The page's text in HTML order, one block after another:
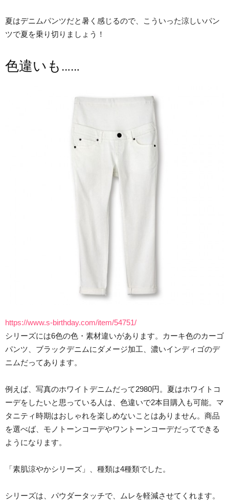
夏はデニムパンツだと暑く感じるので、こういった涼しいパン
ツで夏を乗り切りましょう！
色違いも……
https://www.s-birthday.com/item/54751/
シリーズには6色の色・素材違いがあります。カーキ色のカーゴ
パンツ、ブラックデニムにダメージ加工、濃いインディゴのデ
ニムだってあります。
例えば、写真のホワイトデニムだって2980円。夏はホワイトコ
ーデをしたいと思っている人は、色違いで2本目購入も可能。マ
タニティ時期はおしゃれを楽しめないことはありません。商品
を選べば、モノトーンコーデやワントーンコーデだってできる
ようになります。
「素肌涼やかシリーズ」、種類は4種類でした。
シリーズは、パウダータッチで、ムレを軽減させてくれます。